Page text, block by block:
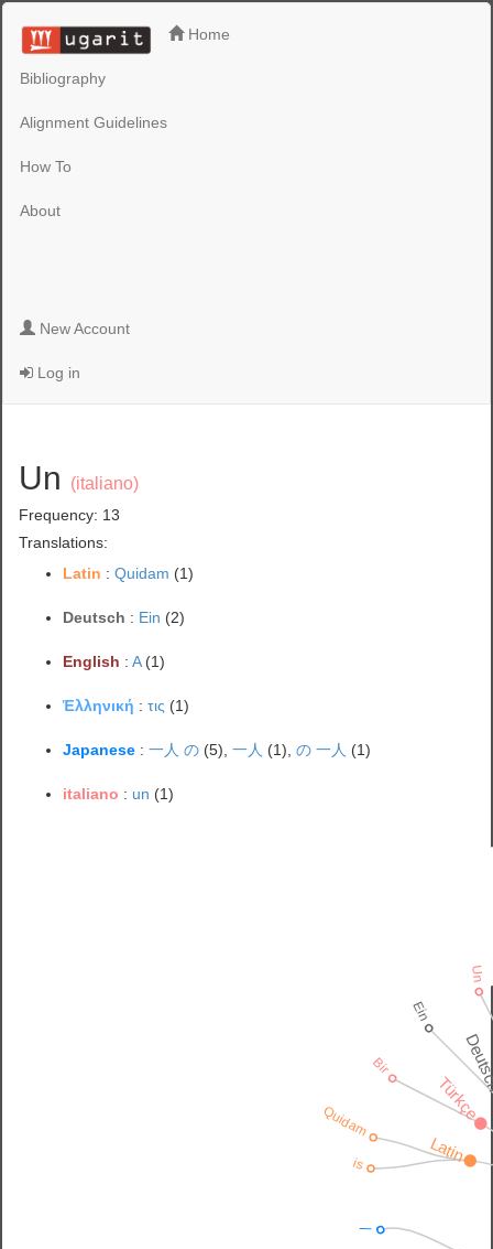
Home
Bibliography
Alignment Guidelines
How To
About
New Account
Log in
Un (italiano)
Frequency: 13
Translations:
Latin :Quidam (1)
Deutsch : Ein (2)
English :A(1)
Ἑλληνική :τις (1)
Japanese :一人 の (5),一人 (1),の 一人 (1)
italiano : un (1)
一
Latin
is
Quidam Türkçe
Bir
Ein
Un